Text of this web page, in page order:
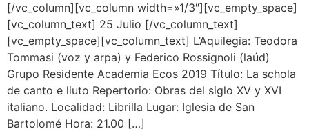
[/vc_column][vc_column width=»1/3″][vc_empty_space]
[vc_column_text] 25 Julio [/vc_column_text]
[vc_empty_space][vc_column_text] L’Aquilegia: Teodora
Tommasi (voz y arpa) y Federico Rossignoli (laúd)
Grupo Residente Academia Ecos 2019 Título: La schola
de canto e liuto Repertorio: Obras del siglo XV y XVI
italiano. Localidad: Librilla Lugar: Iglesia de San
Bartolomé Hora: 21.00 […]